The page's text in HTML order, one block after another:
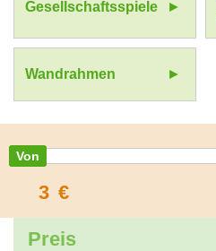
Gesellschaftsspiele
Wandrahmen
3 €
Preis